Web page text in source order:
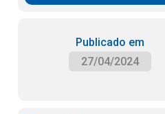
Publicado em
27/04/2024